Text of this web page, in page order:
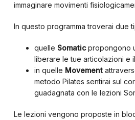
immaginare movimenti
In questo programma troverai due
quelle Somaticpropongono
liberare le tue articolazioni e
in quelle Movement
metodo Pilates sentirai sul
guadagnata con le lezioni
Le lezioni vengono proposte in